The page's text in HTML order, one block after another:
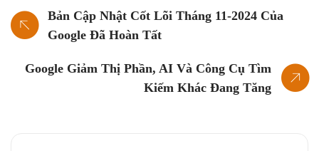
Bản Cập Nhật Cốt Lõi Tháng 11-2024 Của
Google Đã Hoàn Tất
Google Giảm Thị Phần, AI Và Công Cụ Tìm
Kiếm Khác Đang Tăng